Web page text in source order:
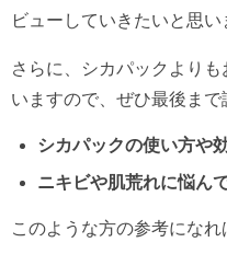
ビューしていきたいと思い
さらに、シカパックより
いますので、ぜひ最後まで
シカパックの使い方や
ニキビや肌荒れに悩ん
このような方の参考になれ